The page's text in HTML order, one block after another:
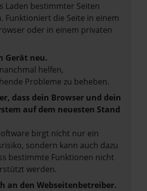
Laden bestimmter Seiten
Funktioniert die Seite in einem
oder in einem privaten
Gerät neu.
helfen,
Probleme zu beheben.
dass dein Browser und dein
auf dem neuesten Stand
birgt nicht nur ein
sondern kann auch dazu
bestimmte Funktionen nicht
werden.
an den Webseitenbetreiber.